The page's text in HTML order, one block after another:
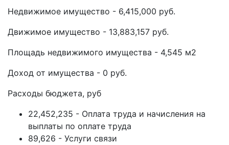
Недвижимое имущество - 6,415,000 руб.
Движимое имущество - 13,883,157 руб.
Площадь недвижимого имущества - 4,545 м2
Доход от имущества - 0 руб.
Расходы бюджета, руб
22,452,235 - Оплата труда и начисления на
выплаты по оплате труда
89,626 - Услуги связи